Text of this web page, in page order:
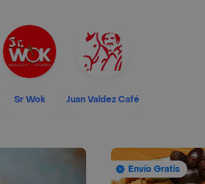
Sr Wok Juan Valdez Café
Envío Gratis